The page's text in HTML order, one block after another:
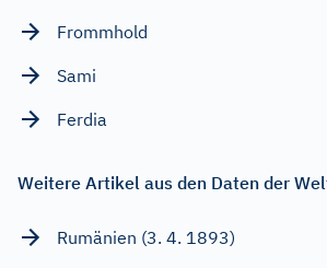
Frommhold
Sami
Ferdia
Weitere Artikel aus den Daten der
Rumänien (3. 4. 1893)